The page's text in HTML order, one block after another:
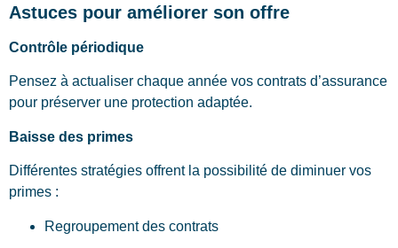
Astuces pour améliorer son offre
Contrôle périodique
Pensez à actualiser chaque année vos contrats d’assurance
pour préserver une protection adaptée.
Baisse des primes
Différentes stratégies offrent la possibilité de diminuer vos
primes :
Regroupement des contrats